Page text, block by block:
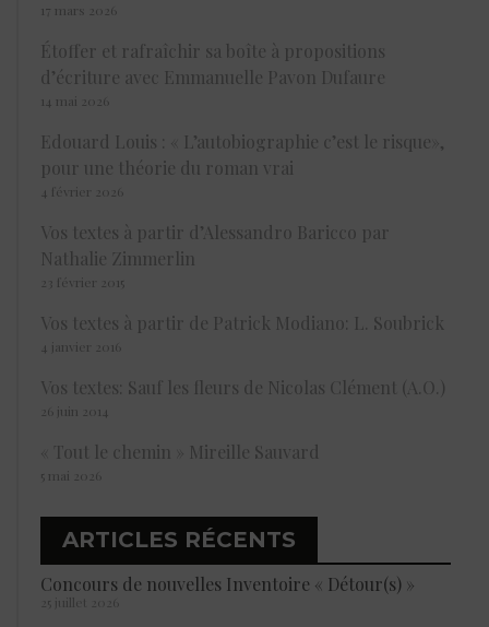
17 mars 2026
Étoffer et rafraîchir sa boîte à propositions
d’écriture avec Emmanuelle Pavon Dufaure
14 mai 2026
Edouard Louis : « L’autobiographie c’est le risque»,
pour une théorie du roman vrai
4 février 2026
Vos textes à partir d’Alessandro Baricco par
Nathalie Zimmerlin
23 février 2015
Vos textes à partir de Patrick Modiano: L. Soubrick
4 janvier 2016
Vos textes: Sauf les fleurs de Nicolas Clément (A.O.)
26 juin 2014
« Tout le chemin » Mireille Sauvard
5 mai 2026
ARTICLES RÉCENTS
Concours de nouvelles Inventoire « Détour(s) »
25 juillet 2026